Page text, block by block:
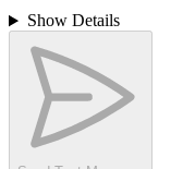
Show Details